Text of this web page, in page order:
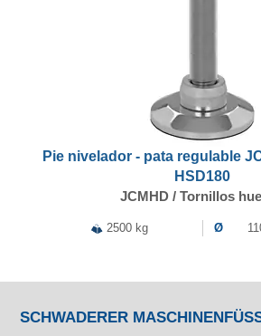
Pie nivelador - pata regulable
HSD180
JCMHD / Tornillos
2500 kg Ø
SCHWADERER